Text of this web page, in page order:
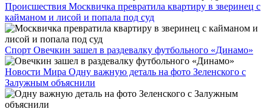
Происшествия Москвичка превратила квартиру в зверинец с
кайманом и лисой и попала под суд
Спорт Овечкин зашел в раздевалку футбольного «Динамо»
Новости Мира Одну важную деталь на фото Зеленского с
Залужным объяснили